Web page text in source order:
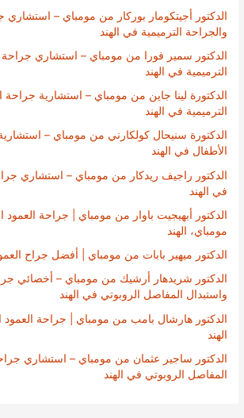
الدكتور أجيتكومار بوركار من مومباي – استشاري
والجراحة الترميمية في الهند
الدكتور سمير فورا من مومباي – استشاري جراحة
الترميمية في الهند
الدكتورة لينا جاين من مومباي – استشارية جراحة
الترميمية في الهند
الدكتورة سنيحال كولكارني من مومباي –
الأطفال في الهند
الدكتور راجيف ريدكار من مومباي – استشاري
في الهند
الدكتور أبهيجيت باوار من مومباي | جراحة
مومباي، الهند
الدكتور ميهير بابات من مومباي | أفضل جراح
الدكتور شريدهار أرشيك من مومباي – أخصائي
واستبدال المفاصل الروبوتي في الهند
الدكتور هارشال بامب من مومباي | جراحة
الهند
الدكتور ساجير عثمان من مومباي – استشاري
المفاصل الروبوتي في الهند